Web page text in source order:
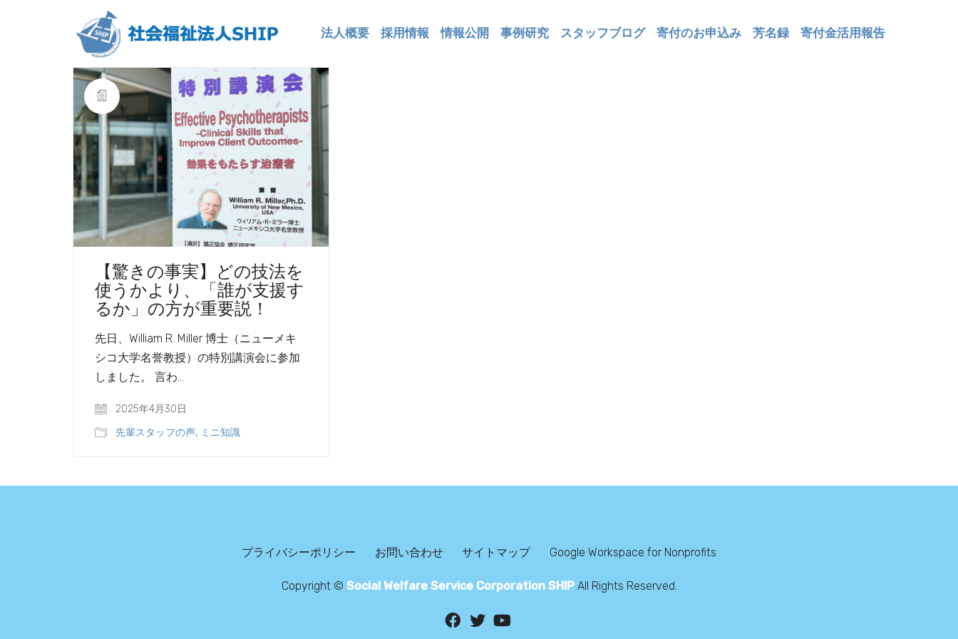
法人概要 採用情報 情報公開 事例研究 スタッフブログ 寄付のお申込み 芳名録 寄付金活用報告
【驚きの事実】どの技法を
使うかより、「誰が支援す
るか」の方が重要説！
先日、William R. Miller 博士（ニューメキ
シコ大学名誉教授）の特別講演会に参加
しました。 言わ…
2025年4月30日
先輩スタッフの声, ミニ知識
プライバシーポリシー お問い合わせ サイトマップ Google Workspace for Nonprofits
Copyright © Social Welfare Service Corporation SHIPAll Rights Reserved.